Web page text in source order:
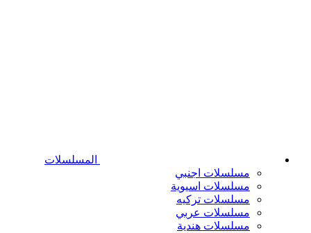
المسلسلات
مسلسلات اجنبي
مسلسلات اسيوية
مسلسلات تركيه
مسلسلات عربي
مسلسلات هندية